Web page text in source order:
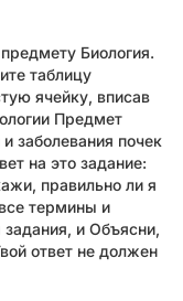
Биология.
таблицу
ячейку, вписав
Предмет
заболевания почек
на это задание:
правильно ли я
термины и
и Объясни,
ответ не должен